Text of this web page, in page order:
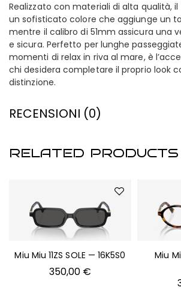
Realizzato con materiali di alta qualità,
un sofisticato colore che aggiunge un
mentre il calibro di 51mm assicura una
e sicura. Perfetto per lunghe
momenti di relax in riva al mare, è
chi desidera completare il proprio look
distinzione.
RECENSIONI (0)
RELATED PRODUCTS
Miu Miu 11ZS SOLE — 16K5S0
350,00 €
Miu